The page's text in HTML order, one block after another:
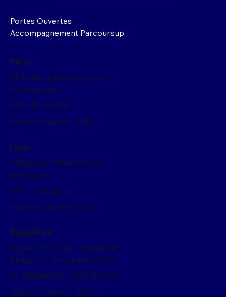
Portes Ouvertes
Accompagnement Parcoursup
Paris
27 Av, de la division Leclerc,
92310 Sèvres
+33 1 59 13 36 00
date de création : 1993
Lyon
23 Rue Paul Montrochet,
69002 Lyon
+33 4 12 05 85 44
date de création : 2019
Bangalore
Sugata, 6th Cross, Yelahanka,
Bengaluru, Karnataka 562157
+918550080033 /+91702674141
date de création : 2016